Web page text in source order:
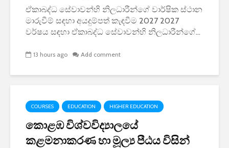
ඒකාබද්ධ සේවාවන්හි නිලධාරීන්ගේ වාර්ෂික ස්ථාන
මාරුවීම් සඳහා අයදුම්පත් කැඳවීම 2027 2027
වර්ෂය සඳහා ඒකාබද්ධ සේවාවන්හි නිලධාරීන්ගේ...
13 hours ago Add comment
COURSES EDUCATION HIGHER EDUCATION
කොළඹ විශ්වවිද්‍යාලයේ
කළමනාකරණ හා මූල්‍ය පීඨය විසින්